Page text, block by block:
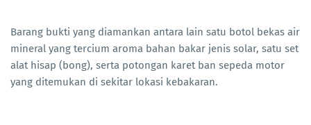
Barang bukti yang diamankan antara lain satu botol bekas air
mineral yang tercium aroma bahan bakar jenis solar, satu set
alat hisap (bong), serta potongan karet ban sepeda motor
yang ditemukan di sekitar lokasi kebakaran.